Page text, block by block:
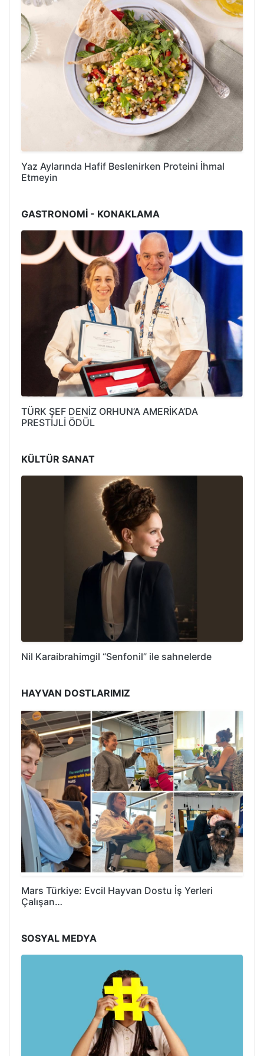
Yaz Aylarında Hafif Beslenirken Proteini İhmal
Etmeyin
GASTRONOMİ - KONAKLAMA
TÜRK ŞEF DENİZ ORHUN’A AMERİKA’DA
PRESTİJLİ ÖDÜL
KÜLTÜR SANAT
Nil Karaibrahimgil “Senfonil” ile sahnelerde
HAYVAN DOSTLARIMIZ
Mars Türkiye: Evcil Hayvan Dostu İş Yerleri
Çalışan…
SOSYAL MEDYA